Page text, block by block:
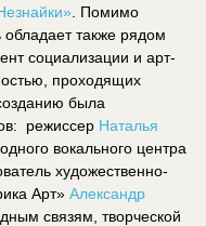
. Помимо
обладает также рядом
социализации и арт-
проходящих
была
режиссер Наталья
вокального центра
художественно-
Арт» Александр
связям, творческой